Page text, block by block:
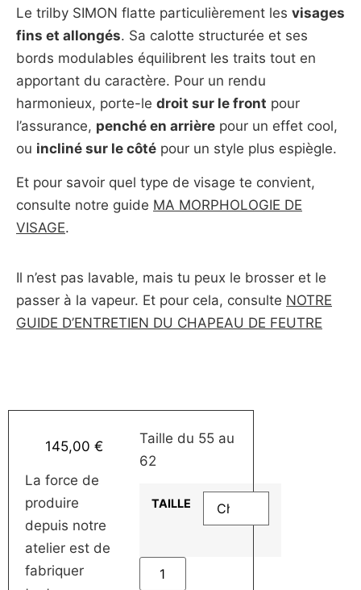
Le trilby SIMON flatte particulièrement les visages
fins et allongés. Sa calotte structurée et ses
bords modulables équilibrent les traits tout en
apportant du caractère. Pour un rendu
harmonieux, porte-le droit sur le front pour
l’assurance, penché en arrière pour un effet cool,
ou incliné sur le côté pour un style plus espiègle.
Et pour savoir quel type de visage te convient,
consulte notre guide MA MORPHOLOGIE DE
VISAGE.
Il n’est pas lavable, mais tu peux le brosser et le
passer à la vapeur. Et pour cela, consulte NOTRE
GUIDE D’ENTRETIEN DU CHAPEAU DE FEUTRE
145,00 €
La force de
produire
depuis notre
atelier est de
fabriquer
Taille du 55 au
62
TAILLE